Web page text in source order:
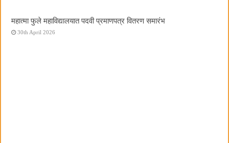
महात्मा फुले महाविद्यालयात पदवी प्रमाणपत्र वितरण समारंभ
30th April 2026